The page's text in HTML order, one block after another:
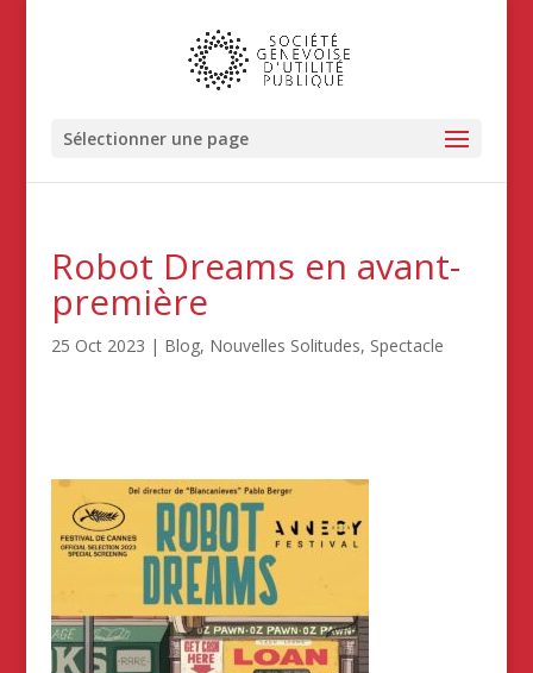
Sélectionner une page
Robot Dreams en avant-
première
25 Oct 2023 | Blog, Nouvelles Solitudes, Spectacle